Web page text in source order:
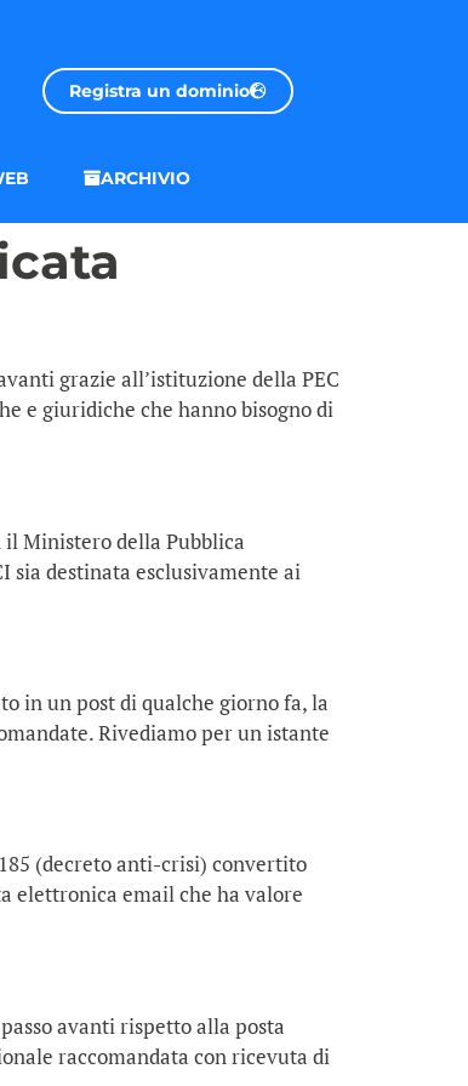
Registra un dominio
ARCHIVIO
grazie all’istituzione della PEC
e giuridiche che hanno bisogno di
il Ministero della Pubblica
sia destinata esclusivamente ai
in un post di qualche giorno fa, la
Rivediamo per un istante
(decreto anti-crisi) convertito
elettronica email che ha valore
avanti rispetto alla posta
raccomandata con ricevuta di